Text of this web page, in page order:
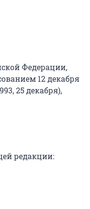
Федерации,
12 декабря
25 декабря),
редакции: